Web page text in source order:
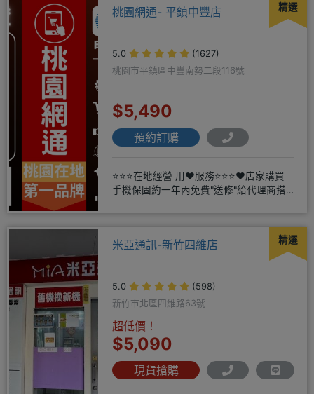
精選
桃園網通- 平鎮中豐店
5.0
(1627)
桃園市平鎮區中豐南勢二段116號
$5,490
預約訂購
⭐⭐⭐在地經營 用❤️服務⭐⭐⭐❤️店家購買
手機保固約一年內免費"送修"給代理商搭
精選
米亞通訊-新竹四維店
5.0
(598)
新竹市北區四維路63號
超低價！
$5,090
現貨搶購